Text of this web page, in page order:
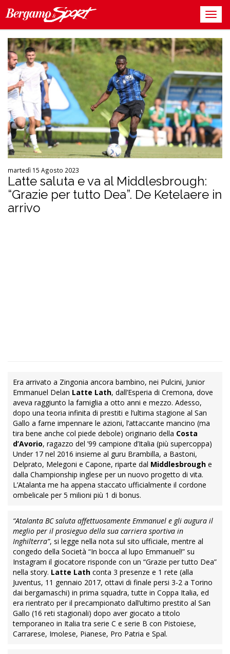
martedì 15 Agosto 2023
Latte saluta e va al Middlesbrough:
“Grazie per tutto Dea”. De Ketelaere in
arrivo
Era arrivato a Zingonia ancora bambino, nei Pulcini, Junior
Emmanuel Delan Latte Lath, dall’Esperia di Cremona, dove
aveva raggiunto la famiglia a otto anni e mezzo. Adesso,
dopo una teoria infinita di prestiti e l’ultima stagione al San
Gallo a farne impennare le azioni, l’attaccante mancino (ma
tira bene anche col piede debole) originario della Costa
d’Avorio, ragazzo del ’99 campione d’Italia (più supercoppa)
Under 17 nel 2016 insieme al guru Brambilla, a Bastoni,
Delprato, Melegoni e Capone, riparte dal Middlesbrough e
dalla Championship inglese per un nuovo progetto di vita.
L’Atalanta me ha appena staccato ufficialmente il cordone
ombelicale per 5 milioni più 1 di bonus.
“Atalanta BC saluta affettuosamente Emmanuel e gli augura il
meglio per il prosieguo della sua carriera sportiva in
Inghilterra”, si legge nella nota sul sito ufficiale, mentre al
congedo della Società “In bocca al lupo Emmanuel!” su
Instagram il giocatore risponde con un “Grazie per tutto Dea”
nella story. Latte Lath conta 3 presenze e 1 rete (alla
Juventus, 11 gennaio 2017, ottavi di finale persi 3-2 a Torino
dai bergamaschi) in prima squadra, tutte in Coppa Italia, ed
era rientrato per il precampionato dall’ultimo prestito al San
Gallo (16 reti stagionali) dopo aver giocato a titolo
temporaneo in Italia tra serie C e serie B con Pistoiese,
Carrarese, Imolese, Pianese, Pro Patria e Spal.